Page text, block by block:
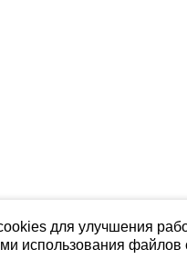
для улучшения
использования файлов